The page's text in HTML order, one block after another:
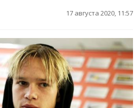
17 августа 2020, 11:57